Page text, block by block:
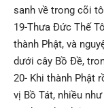
sanh về trong cõi
19-Thưa Đức Thế
thành Phật, và
dưới cây Bồ Đề,
20- Khi thành Phật
vị Bồ Tát, nhiều